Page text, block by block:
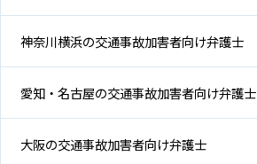
神奈川横浜の交通事故加害者向け弁護士
愛知・名古屋の交通事故加害者向け弁護士
大阪の交通事故加害者向け弁護士